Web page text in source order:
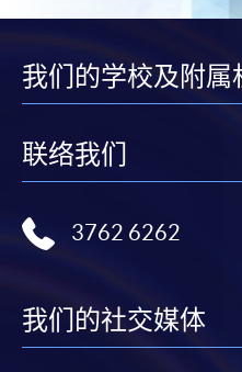
我们的学校及附属
联络我们
3762 6262
我们的社交媒体